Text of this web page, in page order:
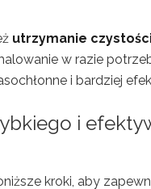
utrzymanie
w razie
i bardziej
i
kroki, aby